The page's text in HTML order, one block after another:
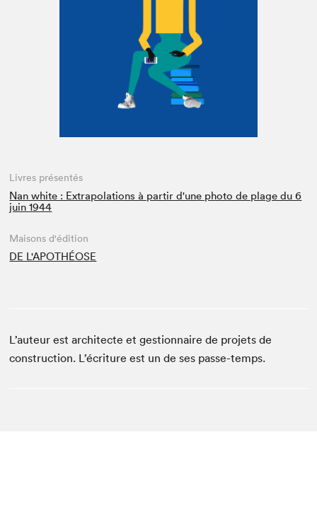
Livres présentés
Nan white : Extrapolations à partir d'une photo de plage du 6
juin 1944
Maisons d'édition
DE L'APOTHÉOSE
L’auteur est architecte et gestionnaire de projets de
construction. L’écriture est un de ses passe-temps.